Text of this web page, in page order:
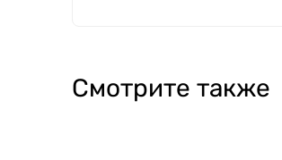
Смотрите также